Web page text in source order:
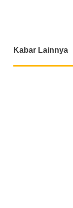
Kabar Lainnya